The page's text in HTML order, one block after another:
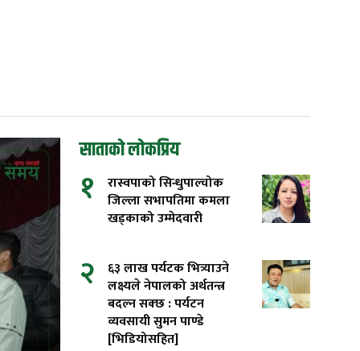
साताको लोकप्रिय
१
रास्वपाको सिन्धुपाल्चोक
जिल्ला सभापतिमा कमला
खड्काको उम्मेदवारी
२
६३ लाख पर्यटक भित्र्याउने
लक्ष्यले नेपालको अर्थतन्त्र
बदल्न सक्छ : पर्यटन
व्यवसायी सुमन पाण्डे
[भिडियोसहित]